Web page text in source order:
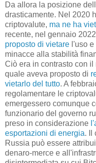
Da allora la posizione
drasticamente. Nel 2020
criptovalute, ma ne ha
recente, nel gennaio
proposto di vietare l'uso
minacce alla stabilità
Ciò era in contrasto con il
quale aveva proposto di
vietarlo del tutto. A
regolamentare le
emergessero comunque
funzionario del governo
preso in considerazione
esportazioni di energia. Il
Russia può essere
denaro-merce e